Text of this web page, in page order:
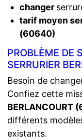
changer
tarif moyen
(60640)
PROBLÈME DE
SERRURIER
Besoin de
Confiez cette
BERLANCOURT
différents
existants.